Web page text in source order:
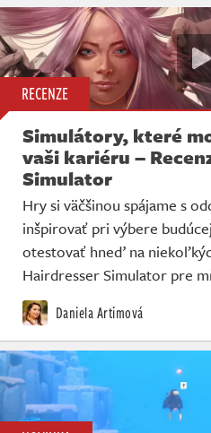
RECENZE
Simulátory, které
vaši kariéru –
Simulator
Hry si väčšinou spájame s
inšpirovať pri výbere
otestovať hneď na
Hairdresser Simulator pre
Daniela Artimová